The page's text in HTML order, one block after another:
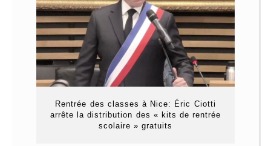
Rentrée des classes à Nice: Éric Ciotti
arrête la distribution des « kits de rentrée
scolaire » gratuits